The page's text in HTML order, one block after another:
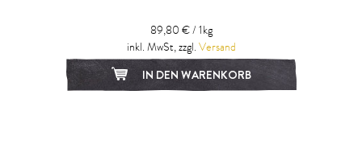
89,80 € / 1kg
inkl. MwSt, zzgl. Versand
IN DEN WARENKORB